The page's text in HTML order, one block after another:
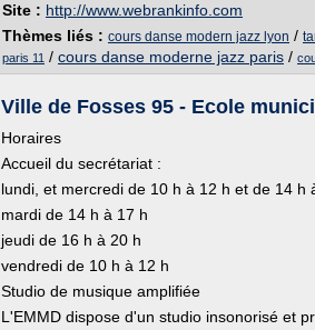
Site : http://www.webrankinfo.com
Thèmes liés : cours danse modern jazz lyon /
paris 11 / cours danse moderne jazz paris /
Ville de Fosses 95 - Ecole
Horaires
Accueil du secrétariat :
lundi, et mercredi de 10 h à 12 h et de 14 h
mardi de 14 h à 17 h
jeudi de 16 h à 20 h
vendredi de 10 h à 12 h
Studio de musique amplifiée
L'EMMD dispose d'un studio insonorisé et